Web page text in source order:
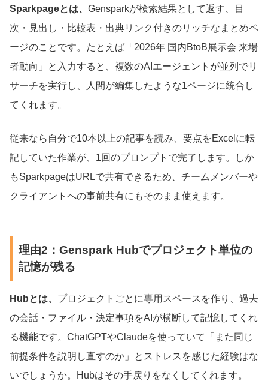
Sparkpageとは、 Gensparkが検索結果として返す、目
次・見出し・比較表・出典リンク付きのリッチなまとめペ
ージのことです。たとえば「2026年 国内BtoB展示会 来場
者動向」と入力すると、複数のAIエージェントが並列でリ
サーチを実行し、人間が編集したような1ページに統合し
てくれます。
従来なら自分で10本以上の記事を読み、要点をExcelに転
記していた作業が、1回のプロンプトで完了します。しか
もSparkpageはURLで共有できるため、チームメンバーや
クライアントへの事前共有にもそのまま使えます。
理由2：Genspark Hubでプロジェクト単位の
記憶が残る
Hubとは、 プロジェクトごとに専用スペースを作り、過去
の会話・ファイル・決定事項をAIが横断して記憶してくれ
る機能です。ChatGPTやClaudeを使っていて「また同じ
前提条件を説明し直すのか」とストレスを感じた経験はな
いでしょうか。Hubはその手戻りをなくしてくれます。